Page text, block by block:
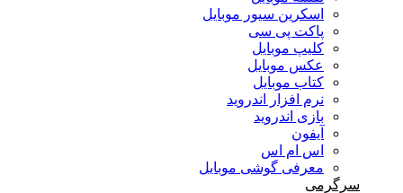
اسکرین سیور موبایل
پاکت پی سی
کلیپ موبایل
عکس موبایل
کتاب موبایل
نرم افزار اندروید
بازی اندروید
آیفون
اس ام اس
معرفی گوشی موبایل
سرگرمی